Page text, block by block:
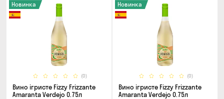
(0)
Новинка
Вино ігристе Fizzy Frizzante
Amaranta Verdejo 0.75л
(0)
Новинка
Вино ігристе Fizzy Frizzante
Amaranta Verdejo 0.75л